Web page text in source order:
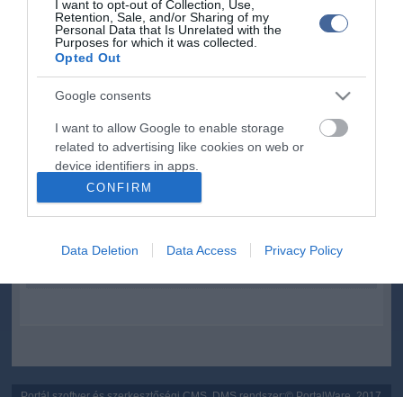
I want to opt-out of Collection, Use,
Retention, Sale, and/or Sharing of my
Personal Data that Is Unrelated with the
Purposes for which it was collected.
Opted Out
Google consents
I want to allow Google to enable storage
related to advertising like cookies on web or
device identifiers in apps.
I want to allow my user data to be sent to
Google for online advertising purposes.
I want to allow Google to send me
I want to allow Google to enable storage
CONFIRM
Data Deletion Data Access Privacy Policy
Kapcsolódó írások:
A Fidesz felállította Gyurcsány diagnózisát
Gyurcsány: "alkotmányos blokád" alá vonjuk az Ab épületét
Balsai-jelentés: 4 szoci szerint is Gyurcsány a felelős a
rendőrterrorért